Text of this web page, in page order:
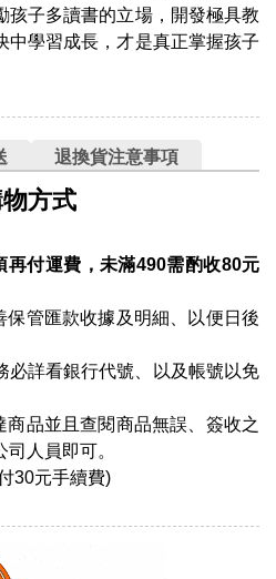
子多讀書的立場，開發極具教
中學習成長，才是真正掌握孩子
退換貨注意事項
方式
付運費，未滿490需酌收80元
保管匯款收據及明細、以便日後
必詳看銀行代號、以及帳號以免
商品並且查閱商品無誤、簽收之
人員即可。
30元手續費)